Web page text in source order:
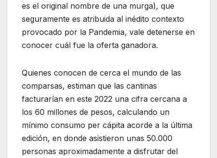
es el original nombre de una murga), que
seguramente es atribuida al inédito contexto
provocado por la Pandemia, vale detenerse en
conocer cuál fue la oferta ganadora.
Quienes conocen de cerca el mundo de las
comparsas, estiman que las cantinas
facturarían en este 2022 una cifra cercana a
los 60 millones de pesos, calculando un
mínimo consumo per cápita acorde a la última
edición, en donde asistieron unas 50.000
personas aproximadamente a disfrutar del